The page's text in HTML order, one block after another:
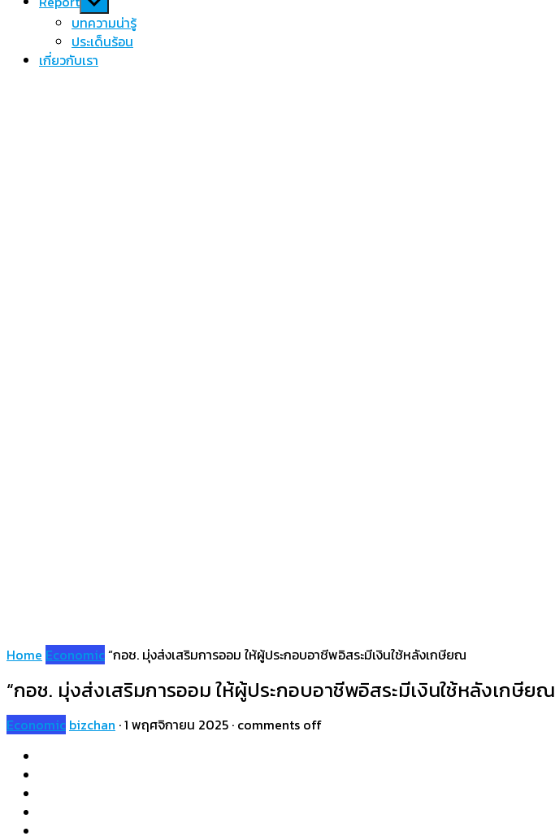
sub
menu
บทความน่ารู้
ประเด็นร้อน
เกี่ยวกับเรา
Home Economic“กอช. มุ่งส่งเสริมการออม ให้ผู้ประกอบอาชีพอิสระมีเงินใช้หลังเกษียณ
“กอช. มุ่งส่งเสริมการออม ให้ผู้ประกอบอาชีพอิสระมีเงินใช้หลังเกษียณ
Economic bizchan ·1 พฤศจิกายน 2025 · comments off